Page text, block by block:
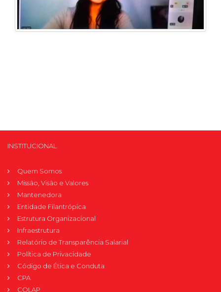
INSTITUCIONAL
Quem Somos
Missão, Visão e Valores
Mantenedora
Entidade Filantrópica
Estrutura Organizacional
Infraestrutura
Relatório de Transparência Salarial
Política de Privacidade
Código de Ética e Conduta
CPA
COLAP